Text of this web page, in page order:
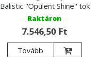
Balistic "Opulent Shine" tok
Raktáron
7.546,50 Ft
Tovább